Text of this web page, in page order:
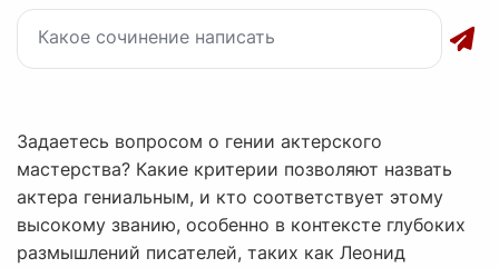
Задаетесь вопросом о гении актерского
мастерства? Какие критерии позволяют назвать
актера гениальным, и кто соответствует этому
высокому званию, особенно в контексте глубоких
размышлений писателей, таких как Леонид